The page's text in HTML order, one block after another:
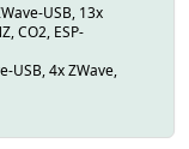
USB, 13x
CO2, ESP-
USB, 4x ZWave,